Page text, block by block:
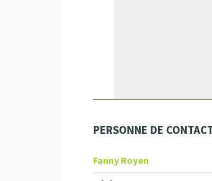
PERSONNE DE
Fanny Royen